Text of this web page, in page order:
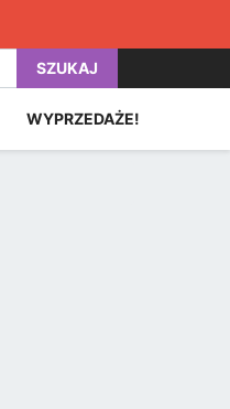
SZUKAJ
WYPRZEDAŻE!